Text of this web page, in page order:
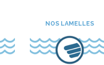
NOS LAMELLES